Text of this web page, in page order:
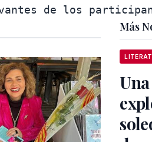
Más